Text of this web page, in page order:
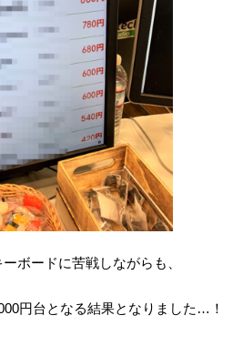
ボードに苦戦しながらも、
円台となる結果となりました…！